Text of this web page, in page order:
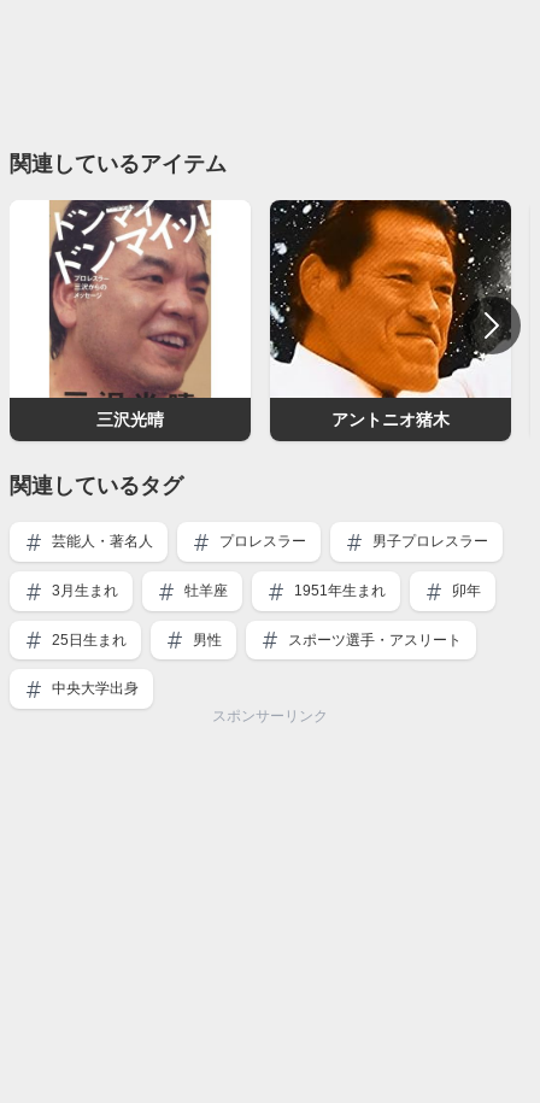
関連しているアイテム
三沢光晴 アントニオ猪木
関連しているタグ
芸能人・著名人 プロレスラー 男子プロレスラー
3月生まれ 牡羊座 1951年生まれ 卯年
25日生まれ 男性 スポーツ選手・アスリート
中央大学出身
スポンサーリンク